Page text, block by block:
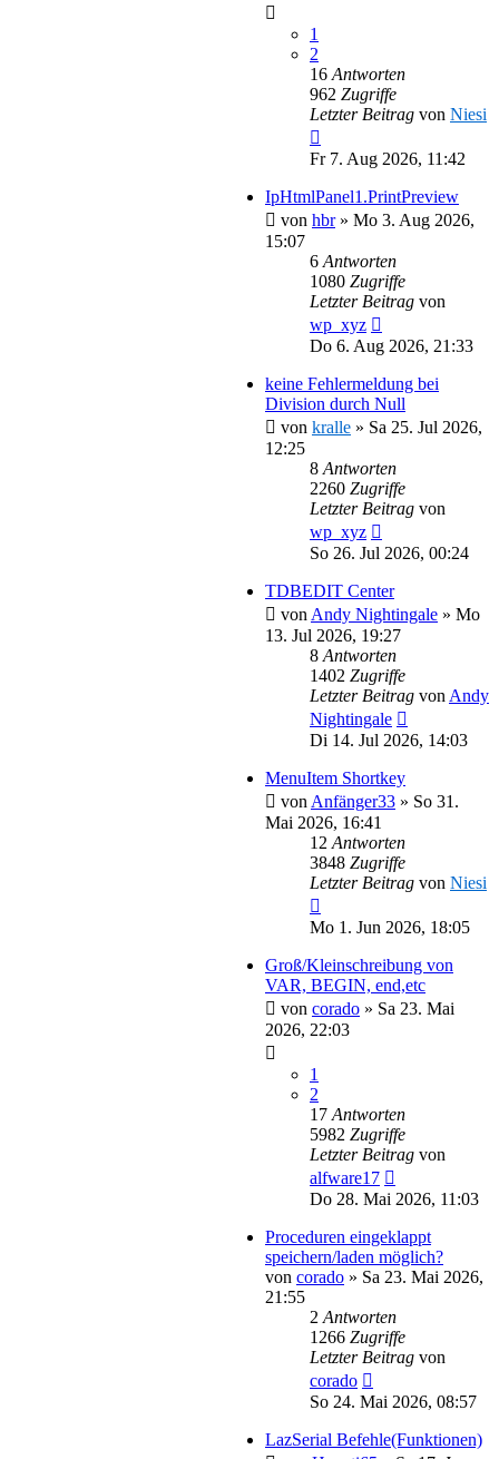
1
2
16 Antworten
962 Zugriffe
Letzter Beitrag von Niesi
Fr 7. Aug 2026, 11:42
IpHtmlPanel1.PrintPreview
von hbr» Mo 3. Aug 2026,
15:07
6 Antworten
1080 Zugriffe
Letzter Beitrag von
wp_xyz
Do 6. Aug 2026, 21:33
keine Fehlermeldung bei
Division durch Null
von kralle » Sa 25. Jul 2026,
12:25
8 Antworten
2260 Zugriffe
Letzter Beitrag von
wp_xyz
So 26. Jul 2026, 00:24
TDBEDIT Center
von Andy Nightingale » Mo
13. Jul 2026, 19:27
8 Antworten
1402 Zugriffe
Letzter Beitrag von Andy
Nightingale
Di 14. Jul 2026, 14:03
MenuItem Shortkey
von Anfänger33 » So 31.
Mai 2026, 16:41
12 Antworten
3848 Zugriffe
Letzter Beitrag von Niesi
Mo 1. Jun 2026, 18:05
Groß/Kleinschreibung von
VAR, BEGIN, end,etc
von corado » Sa 23. Mai
2026, 22:03
1
2
17 Antworten
5982 Zugriffe
Letzter Beitrag von
alfware17
Do 28. Mai 2026, 11:03
Proceduren eingeklappt
speichern/laden möglich?
von corado » Sa 23. Mai 2026,
21:55
2 Antworten
1266 Zugriffe
Letzter Beitrag von
corado
So 24. Mai 2026, 08:57
LazSerial Befehle(Funktionen)